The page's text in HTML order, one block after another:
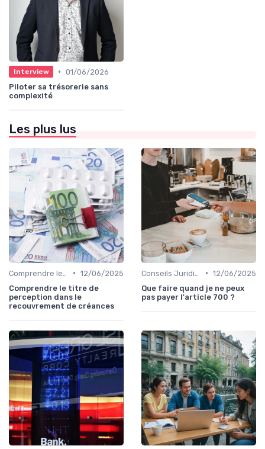
Interview • 01/06/2026
Piloter sa trésorerie sans
complexité
Les plus lus
• 12/06/2025
Comprendre le titre de
perception dans le
recouvrement de créances
• 12/06/2025
Que faire quand je ne peux
pas payer l'article 700 ?